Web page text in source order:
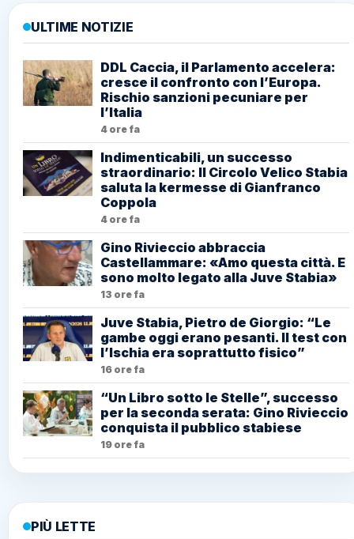
ULTIME NOTIZIE
DDL Caccia, il Parlamento accelera:
cresce il confronto con l’Europa.
Rischio sanzioni pecuniare per
l’Italia
4 ore fa
Indimenticabili, un successo
straordinario: Il Circolo Velico Stabia
saluta la kermesse di Gianfranco
Coppola
4 ore fa
Gino Rivieccio abbraccia
Castellammare: «Amo questa città. E
sono molto legato alla Juve Stabia»
13 ore fa
Juve Stabia, Pietro de Giorgio: “Le
gambe oggi erano pesanti. Il test con
l’Ischia era soprattutto fisico”
16 ore fa
“Un Libro sotto le Stelle”, successo
per la seconda serata: Gino Rivieccio
conquista il pubblico stabiese
19 ore fa
PIÙ LETTE